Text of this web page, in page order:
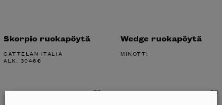
Skorpio ruokapöytä
CATTELAN ITALIA
ALK. 3046€
Wedge ruokapöytä
MINOTTI